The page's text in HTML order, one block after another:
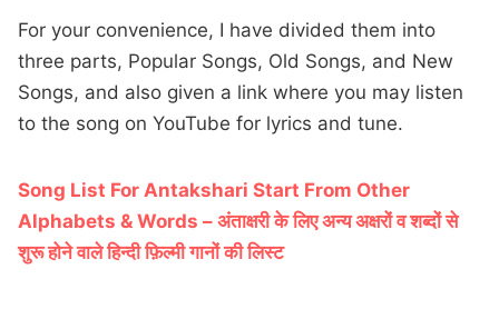
For your convenience, I have divided them into
three parts, Popular Songs, Old Songs, and New
Songs, and also given a link where you may listen
to the song on YouTube for lyrics and tune.
Song List For Antakshari Start From Other
Alphabets & Words – अंताक्षरी के लिए अन्य अक्षरों व शब्दों से
शुरू होने वाले हिन्दी फ़िल्मी गानों की लिस्ट